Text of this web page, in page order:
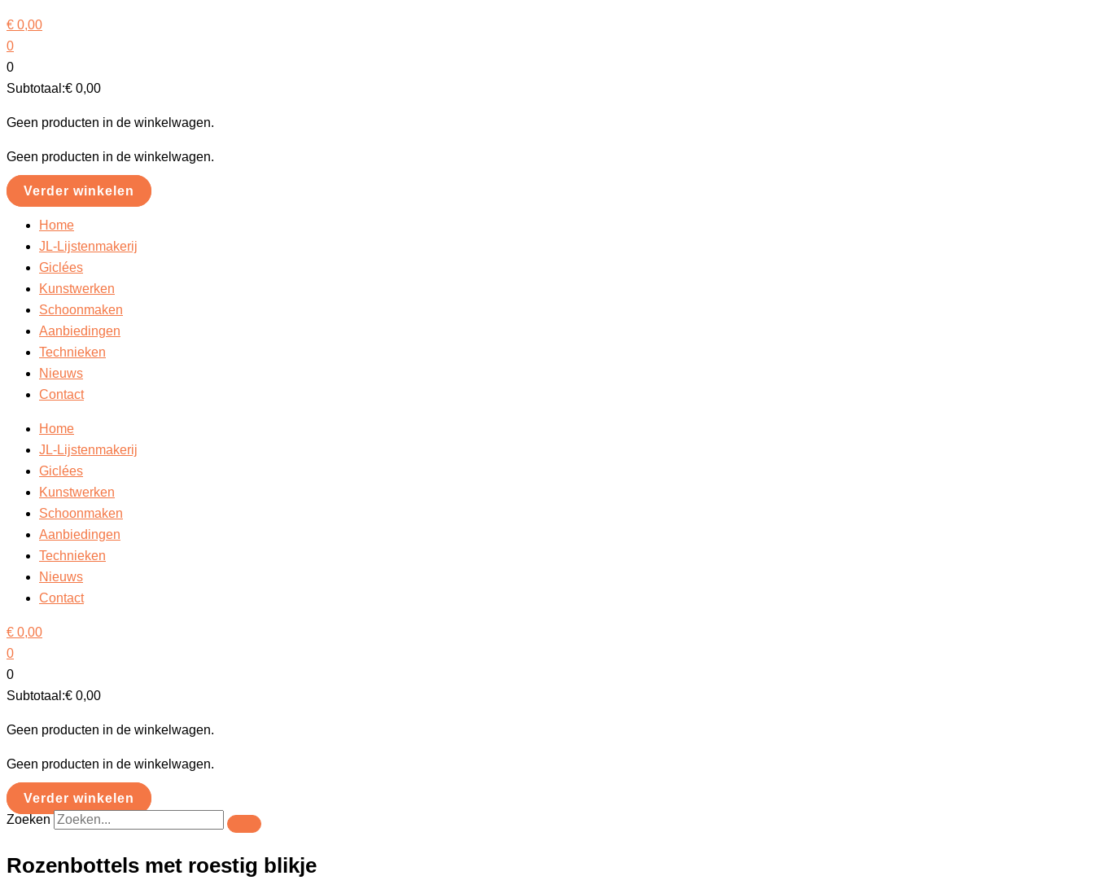
€ 0,00
0
0
Subtotaal:€ 0,00
Geen producten in de winkelwagen.
Geen producten in de winkelwagen.
Verder winkelen
Home
JL-Lijstenmakerij
Giclées
Kunstwerken
Schoonmaken
Aanbiedingen
Technieken
Nieuws
Contact
Home
JL-Lijstenmakerij
Giclées
Kunstwerken
Schoonmaken
Aanbiedingen
Technieken
Nieuws
Contact
€ 0,00
0
0
Subtotaal:€ 0,00
Geen producten in de winkelwagen.
Geen producten in de winkelwagen.
Verder winkelen
Zoeken
Rozenbottels met roestig blikje